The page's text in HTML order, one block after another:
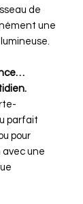
de
une
parfait
pour
avec une